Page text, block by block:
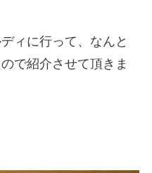
ィに行って、なんと
で紹介させて頂きま